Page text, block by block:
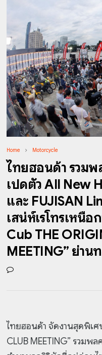
Home Motorcycle
ไทยฮอนด้า รวม
เปิดตัว All New
และ FUJISAN
เสน่ห์เรโทรเหนือ
Cub THE
MEETING” ย่าน
ไทยฮอนด้า จัดงานสุดพิเศ
CLUB MEETING” รวมพ